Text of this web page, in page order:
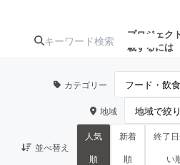
プロジェク
載するには
注目のリ
ターン
注目の新着プロ
ジェクト
カテゴリー
地域
並べ替え
人気
順
新着
順
終了
い